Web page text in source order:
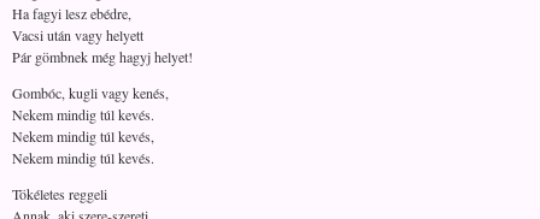
Ha fagyi lesz ebédre,
Vacsi után vagy helyett
Pár gömbnek még hagyj helyet!
Gombóc, kugli vagy kenés,
Nekem mindig túl kevés.
Nekem mindig túl kevés,
Nekem mindig túl kevés.
Tökéletes reggeli